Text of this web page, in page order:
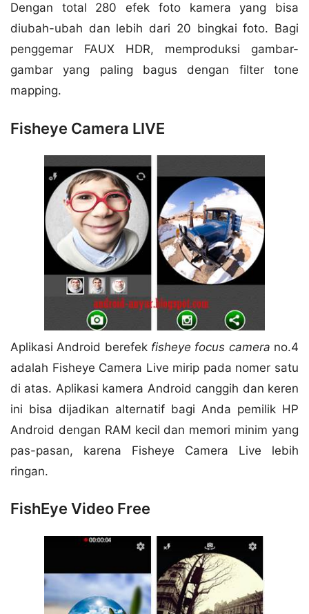
Dengan total 280 efek foto kamera yang bisa
diubah-ubah dan lebih dari 20 bingkai foto. Bagi
penggemar FAUX HDR, memproduksi gambar-
gambar yang paling bagus dengan filter tone
mapping.
Fisheye Camera LIVE
Aplikasi Android berefek fisheye focus camera no.4
adalah Fisheye Camera Live mirip pada nomer satu
di atas. Aplikasi kamera Android canggih dan keren
ini bisa dijadikan alternatif bagi Anda pemilik HP
Android dengan RAM kecil dan memori minim yang
pas-pasan, karena Fisheye Camera Live lebih
ringan.
FishEye Video Free